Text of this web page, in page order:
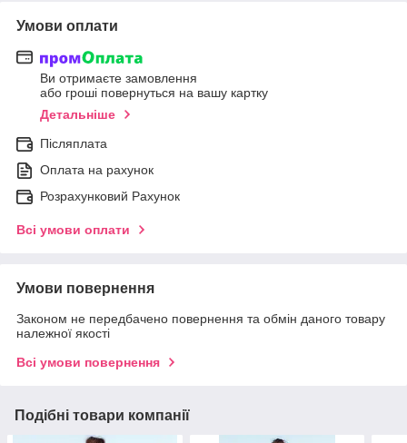
Умови оплати
Ви отримаєте замовлення
або гроші повернуться на вашу картку
Детальніше
Післяплата
Оплата на рахунок
Розрахунковий Рахунок
Всі умови оплати
Умови повернення
Законом не передбачено повернення та обмін даного товару
належної якості
Всі умови повернення
Подібні товари компанії